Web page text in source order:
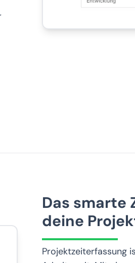
Das smarte
deine
Projektzeiterfassung